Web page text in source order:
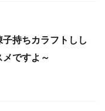
持ちカラフトしし
ですよ～